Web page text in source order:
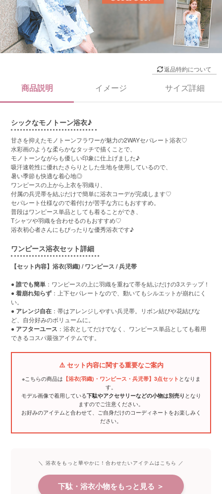
返品特約について
商品説明 イメージ サイズ詳細
シックなモノトーン浴衣♪
甘さを抑えたモノトーンフラワーが魅力の2WAYセパレート浴衣♡
水彩画のような柔らかなタッチで描くことで、
モノトーンながらも優しい印象に仕上げました♪
吸汗速乾性に優れたさらりとした生地を使用しているので、
暑い季節も快適な着心地◎
ワンピースの上から上衣を羽織り、
付属の兵児帯を結ぶだけで簡単に浴衣コーデが完成します♡
セパレート仕様なので着付けが苦手な方にもおすすめ。
普段はワンピース単品としても着ることができ、
Tシャツや羽織を合わせるのもおすすめ♡
浴衣初心者さんにもぴったりな優秀浴衣です♪
ワンピース浴衣セット詳細
【セット内容】浴衣(羽織) / ワンピース / 兵児帯
●誰でも簡単 ：ワンピースの上に羽織を重ねて帯を結ぶだけの3ステップ！
●着崩れ知らず ：上下セパレートなので、動いてもシルエットが崩れにく
い。
● アレンジ自在 ：帯はアレンジしやすい兵児帯。リボン結びや花結びな
ど、自分好みのボリュームに。
● アフターユース ：浴衣としてだけでなく、ワンピース単品としても着用
できるコスパ最強アイテムです。
⚠️ セット内容に関する重要なご案内
※こちらの商品は 【浴衣(羽織)・ワンピース・兵児帯】3点セット となりま
す。
モデル画像で着用している下駄やアクセサリーなどの小物は別売り となり
ますのでご注意ください。
お好みのアイテムと合わせて、ご自身だけのコーディネートをお楽しみく
ださい。
＼ 浴衣をもっと華やかに！合わせたいアイテムはこちら ／
下駄・浴衣小物をもっと見る ＞